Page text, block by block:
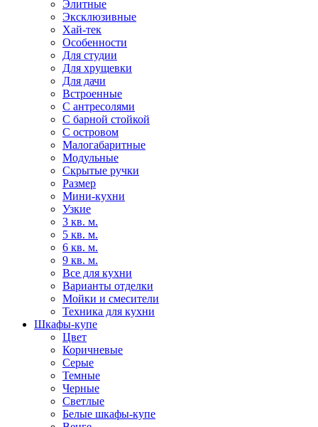
Элитные
Эксклюзивные
Хай-тек
Особенности
Для студии
Для хрущевки
Для дачи
Встроенные
С антресолями
С барной стойкой
С островом
Малогабаритные
Модульные
Скрытые ручки
Размер
Мини-кухни
Узкие
3 кв. м.
5 кв. м.
6 кв. м.
9 кв. м.
Все для кухни
Варианты отделки
Мойки и смесители
Техника для кухни
Шкафы-купе
Цвет
Коричневые
Серые
Темные
Черные
Светлые
Белые шкафы-купе